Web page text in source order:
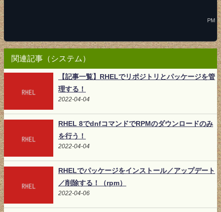
PM
関連記事（システム）
【記事一覧】RHELでリポジトリとパッケージを管
理する！
2022-04-04
RHEL 8でdnfコマンドでRPMのダウンロードのみ
を行う！
2022-04-04
RHELでパッケージをインストール／アップデート
／削除する！（rpm）
2022-04-06